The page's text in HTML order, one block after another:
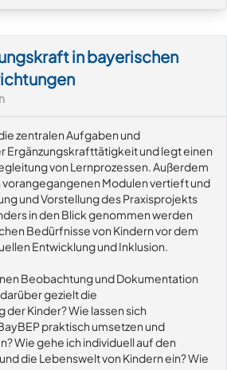
in bayerischen
zentralen Aufgaben und
Ergänzungskrafttätigkeit und legt einen
von Lernprozessen. Außerdem
vorangegangenen Modulen vertieft und
und Vorstellung des Praxisprojekts
in den Blick genommen werden
Bedürfnisse von Kindern vor dem
Entwicklung und Inklusion.
Beobachtung und Dokumentation
gezielt die
Kinder? Wie lassen sich
praktisch umsetzen und
Wie gehe ich individuell auf den
die Lebenswelt von Kindern ein? Wie